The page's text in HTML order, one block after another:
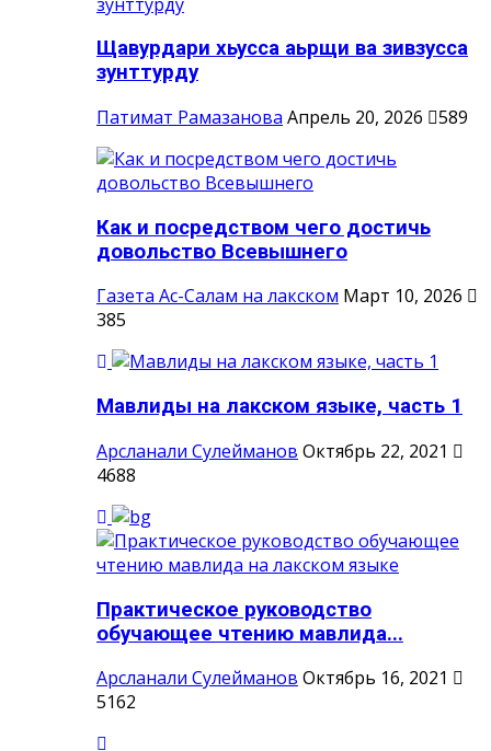
Щавурдари хьусса аьрщи ва зивзусса
зунттурду
Патимат Рамазанова Апрель 20, 2026 589
Как и посредством чего достичь
довольство Всевышнего
Газета Ас-Салам на лакском Март 10, 2026
385
Мавлиды на лакском языке, часть 1
Арсланали Сулейманов Октябрь 22, 2021
4688
Практическое руководство
обучающее чтению мавлида...
Арсланали Сулейманов Октябрь 16, 2021
5162